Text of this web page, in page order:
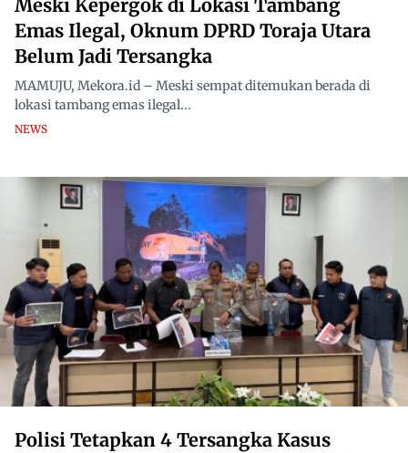
Meski Kepergok di Lokasi Tambang
Emas Ilegal, Oknum DPRD Toraja Utara
Belum Jadi Tersangka
MAMUJU, Mekora.id – Meski sempat ditemukan berada di
lokasi tambang emas ilegal...
NEWS
Polisi Tetapkan 4 Tersangka Kasus